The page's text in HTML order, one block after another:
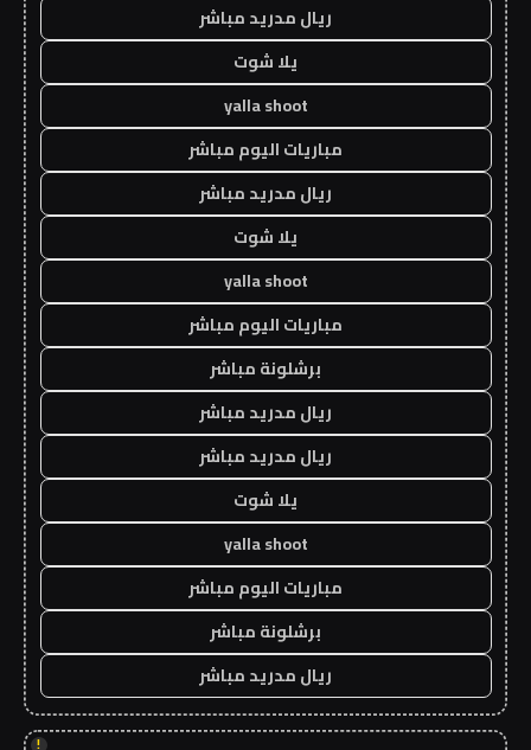
ريال مدريد مباشر
يلا شوت
yalla shoot
مباريات اليوم مباشر
ريال مدريد مباشر
يلا شوت
yalla shoot
مباريات اليوم مباشر
برشلونة مباشر
ريال مدريد مباشر
ريال مدريد مباشر
يلا شوت
yalla shoot
مباريات اليوم مباشر
برشلونة مباشر
ريال مدريد مباشر
!